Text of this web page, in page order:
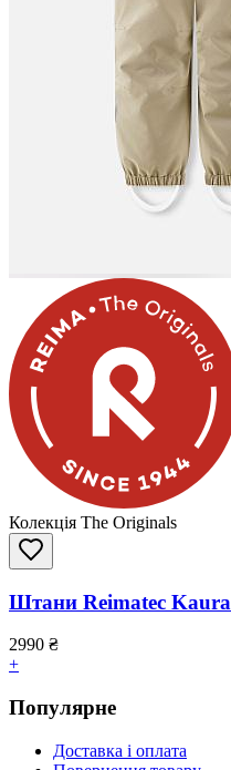
Колекція The Originals
Штани Reimatec Kaura
2990 ₴
+
Популярне
Доставка і оплата